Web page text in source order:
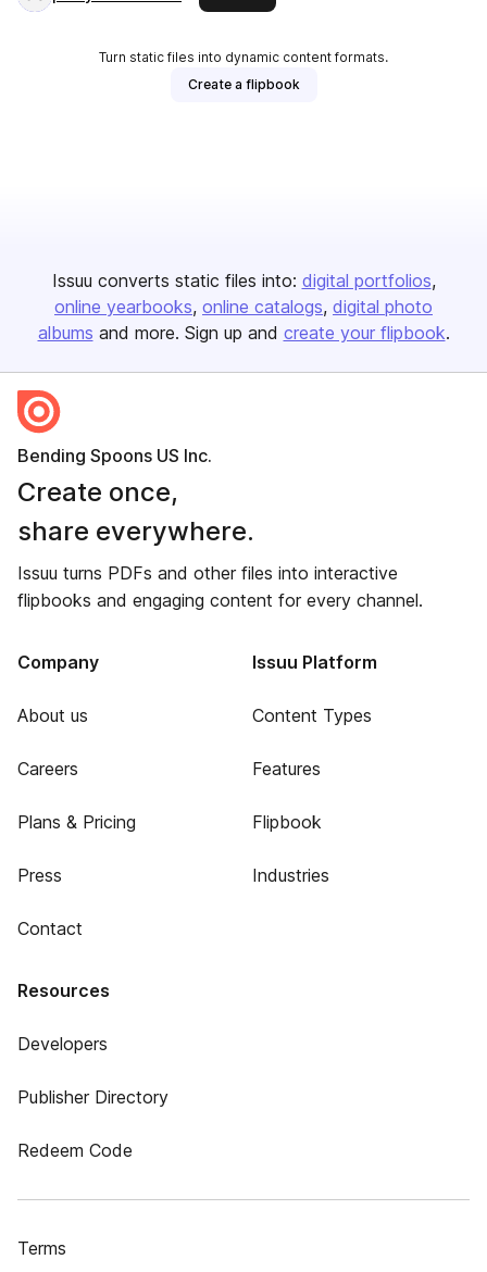
Turn static files into dynamic content formats.
Create a flipbook
Issuu converts static files into: digital portfolios
online yearbooks online catalogs digital photo
albums and more. Sign up and create your flipbook.
Bending Spoons US Inc.
Create once,
share everywhere.
Issuu turns PDFs and other files into interactive
flipbooks and engaging content for every channel.
Company
About us
Careers
Plans & Pricing
Press
Contact
Issuu Platform
Content Types
Features
Flipbook
Industries
Resources
Developers
Publisher Directory
Redeem Code
Terms